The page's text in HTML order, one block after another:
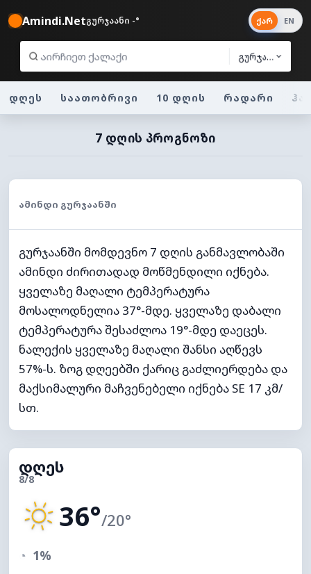
Amindi.Netგურჯაანი -°
გურჯაანი
ქარ EN
დღეს საათობრივი 10 დღის რადარი
7 ᲓᲦᲘᲡ ᲞᲠᲝᲒᲜᲝᲖᲘ
ᲐᲛᲘᲜᲓᲘ ᲒᲣᲠᲯᲐᲐᲜᲨᲘ
გურჯაანში მომდევნო 7 დღის განმავლობაში
ამინდი ძირითადად მოწმენდილი იქნება.
ყველაზე მაღალი ტემპერატურა
მოსალოდნელია 37°-მდე. ყველაზე დაბალი
ტემპერატურა შესაძლოა 19°-მდე დაეცეს.
ნალექის ყველაზე მაღალი შანსი აღწევს
57%-ს. ზოგ დღეებში ქარიც გაძლიერდება და
მაქსიმალური მაჩვენებელი იქნება SE 17 კმ/
სთ.
დღეს
8/8
36°/20°
◔ 1%